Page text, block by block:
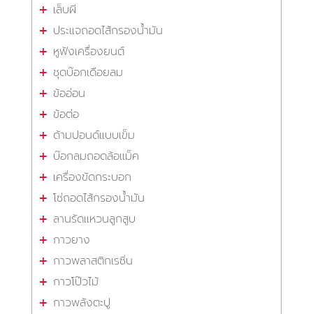
เล็บผี
ประแจถอดไส้กรองน้ำมัน
หูฟังเครื่องยนต์
ชุดบ๊อกเดือยลม
ข้ออ่อน
ข้อต่อ
ด้ามปอนด์แบบเข็ม
บ๊อกลมถอดล้อแม็ค
เครื่องขัดกระบอก
โซ่ถอดไส้กรองน้ำมัน
ลานรัดแหวนลูกสูบ
กาวยาง
กาวพลาสติกเรซิ่น
กาวโป๊วไม้
กาวพลังตะปู